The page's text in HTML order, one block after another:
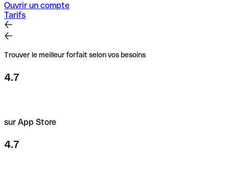
Ouvrir un compte
Tarifs
Trouver le meilleur forfait selon vos besoins
4.7
sur App Store
4.7